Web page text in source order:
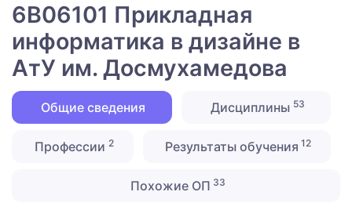
6B06101 Прикладная
информатика в дизайне в
АтУ им. Досмухамедова
Общие сведения Дисциплины 53
Профессии 2 Результаты обучения 12
Похожие ОП 33